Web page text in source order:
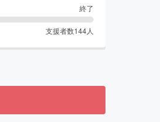
終了
支援者数144人